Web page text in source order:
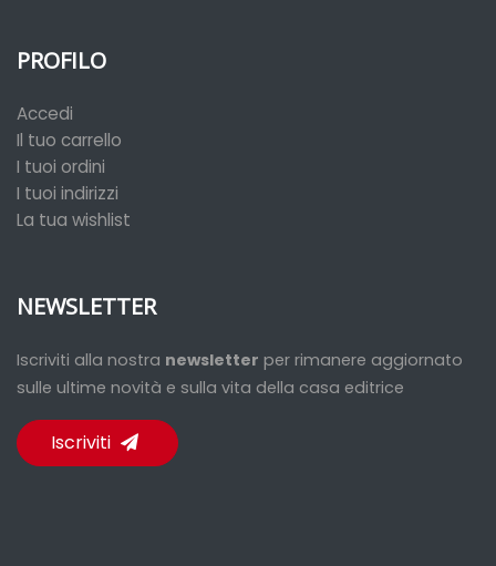
PROFILO
Accedi
Il tuo carrello
I tuoi ordini
I tuoi indirizzi
La tua wishlist
NEWSLETTER
Iscriviti alla nostra newsletter per rimanere aggiornato
sulle ultime novità e sulla vita della casa editrice
Iscriviti